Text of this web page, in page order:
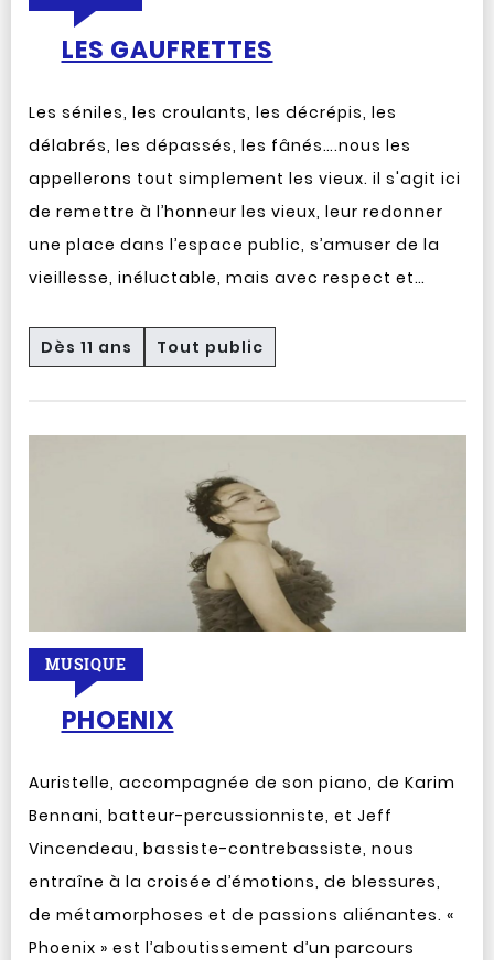
LES GAUFRETTES
Les séniles, les croulants, les décrépis, les
délabrés, les dépassés, les fânés….nous les
appellerons tout simplement les vieux. il s'agit ici
de remettre à l’honneur les vieux, leur redonner
une place dans l’espace public, s’amuser de la
vieillesse, inéluctable, mais avec respect et…
Dès 11 ans Tout public
PHOENIX
MUSIQUE
Auristelle, accompagnée de son piano, de Karim
Bennani, batteur-percussionniste, et Jeff
Vincendeau, bassiste-contrebassiste, nous
entraîne à la croisée d’émotions, de blessures,
de métamorphoses et de passions aliénantes. «
Phoenix » est l’aboutissement d’un parcours